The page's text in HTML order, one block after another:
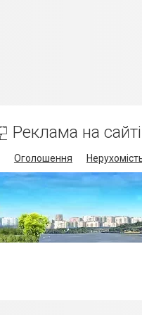
Реклама на сайті
Оголошення